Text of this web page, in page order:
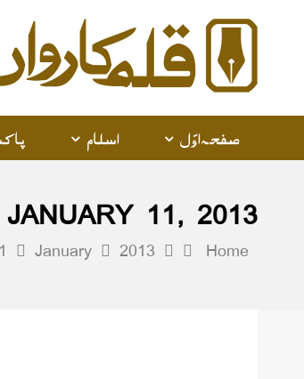
صفحہ اوّل اسلام
JANUARY 11, 2013
Home
2013
January